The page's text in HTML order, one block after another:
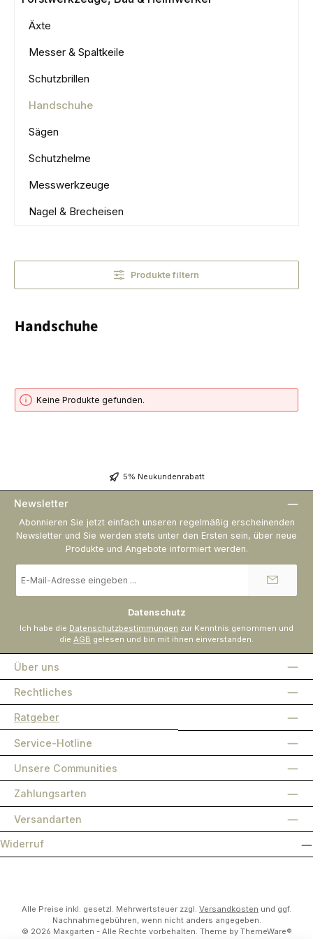
Äxte
Messer & Spaltkeile
Schutzbrillen
Handschuhe
Sägen
Schutzhelme
Messwerkzeuge
Nagel & Brecheisen
Produkte filtern
Handschuhe
Keine Produkte gefunden.
5% Neukundenrabatt
Newsletter
Abonnieren Sie jetzt einfach unseren regelmäßig erscheinenden
Newsletter und Sie werden stets unter den Ersten sein, über neue
Produkte und Angebote informiert werden.
Mail-
Datenschutz
Ich habe die Datenschutzbestimmungen zur Kenntnis genommen und
die AGB gelesen und bin mit ihnen einverstanden.
Über uns
Rechtliches
Ratgeber
Service-Hotline
Unsere Communities
Zahlungsarten
Versandarten
Widerruf
Alle Preise inkl. gesetzl. Mehrwertsteuer zzgl. Versandkosten und ggf.
Nachnahmegebühren, wenn nicht anders angegeben.
© 2026 Maxgarten - Alle Rechte vorbehalten. Theme by ThemeWare®